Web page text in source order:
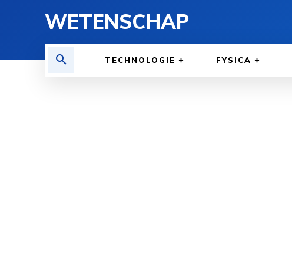
WETENSCHAP
TECHNOLOGIE FYSICA